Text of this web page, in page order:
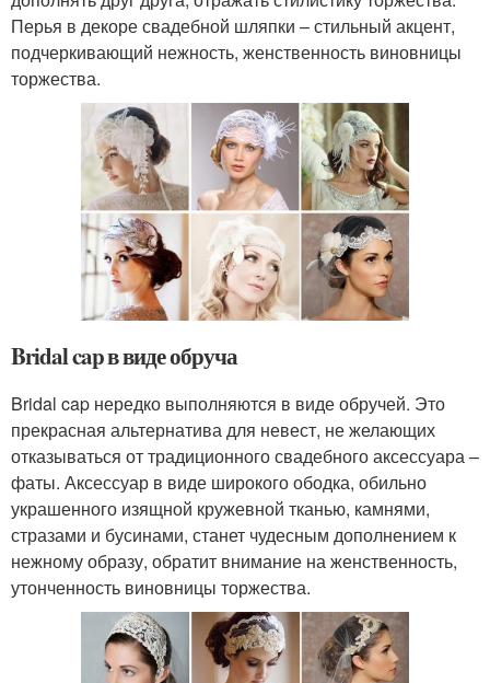
Перья в декоре свадебной шляпки – стильный акцент,
подчеркивающий нежность, женственность виновницы
торжества.
Bridal cap в виде обруча
Bridal cap нередко выполняются в виде обручей. Это
прекрасная альтернатива для невест, не желающих
отказываться от традиционного свадебного аксессуара –
фаты. Аксессуар в виде широкого ободка, обильно
украшенного изящной кружевной тканью, камнями,
стразами и бусинами, станет чудесным дополнением к
нежному образу, обратит внимание на женственность,
утонченность виновницы торжества.